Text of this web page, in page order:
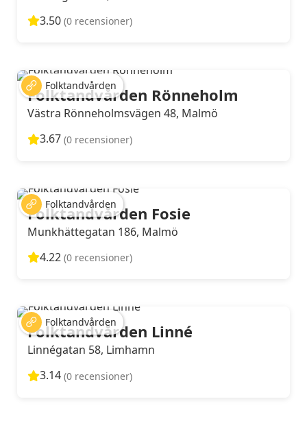
3.50 (0 recensioner)
Folktandvården
Folktandvården Rönneholm
Västra Rönneholmsvägen 48, Malmö
3.67 (0 recensioner)
Folktandvården
Folktandvården Fosie
Munkhättegatan 186, Malmö
4.22 (0 recensioner)
Folktandvården
Folktandvården Linné
Linnégatan 58, Limhamn
3.14 (0 recensioner)